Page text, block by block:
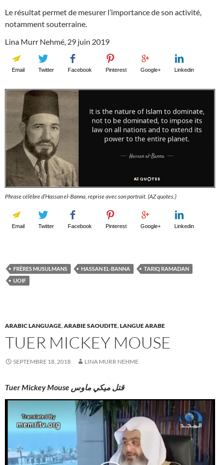
Le résultat permet de mesurer l’importance de son activité,
notamment souterraine.
Lina Murr Nehmé, 29 juin 2019
Email Twitter Facebook Pinterest Google+ Linkedin
Phrase célèbre d’Hassan el-Banna, reprise avec son portrait. (AZ quotes.)
Email Twitter Facebook Pinterest Google+ Linkedin
FRÈRES MUSULMANS HASSAN EL-BANNA
TARIQ RAMADAN
UOIF
ARABIC LANGUAGE,ARABIE SAOUDITE,LANGUE ARABE
TUER MICKEY MOUSE
SEPTEMBRE 18, 2018 LINA MURR NEHME
Tuer Mickey Mouse قتل ميكي ماوس